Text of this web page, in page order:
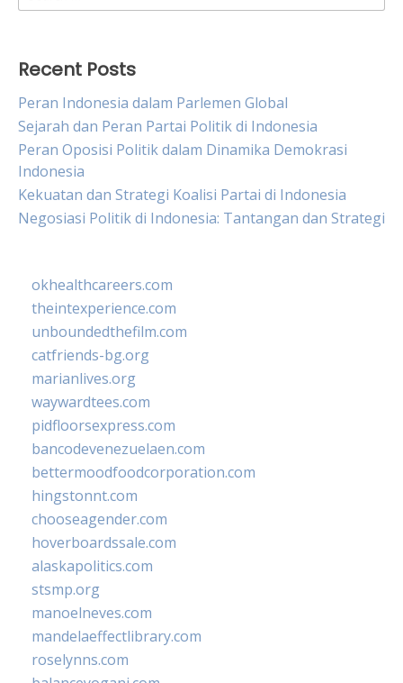
for:
Recent Posts
Peran Indonesia dalam Parlemen Global
Sejarah dan Peran Partai Politik di Indonesia
Peran Oposisi Politik dalam Dinamika Demokrasi
Indonesia
Kekuatan dan Strategi Koalisi Partai di Indonesia
Negosiasi Politik di Indonesia: Tantangan dan Strategi
okhealthcareers.com
theintexperience.com
unboundedthefilm.com
catfriends-bg.org
marianlives.org
waywardtees.com
pidfloorsexpress.com
bancodevenezuelaen.com
bettermoodfoodcorporation.com
hingstonnt.com
chooseagender.com
hoverboardssale.com
alaskapolitics.com
stsmp.org
manoelneves.com
mandelaeffectlibrary.com
roselynns.com